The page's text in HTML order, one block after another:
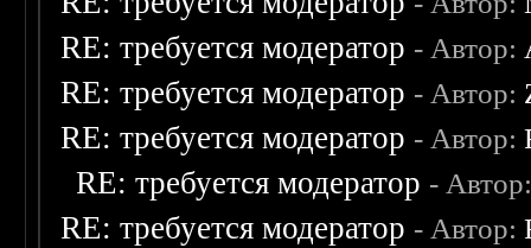
RE: требуется модератор - Автор:
RE: требуется модератор - Автор:
RE: требуется модератор - Автор:
RE: требуется модератор -
RE: требуется модератор - Автор: